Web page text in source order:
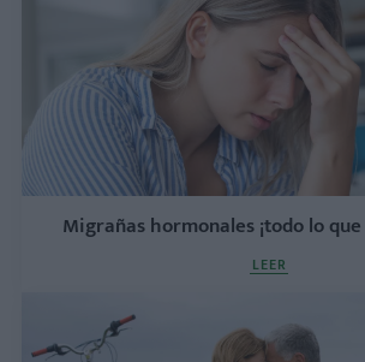
Migrañas hormonales ¡todo lo
LEER